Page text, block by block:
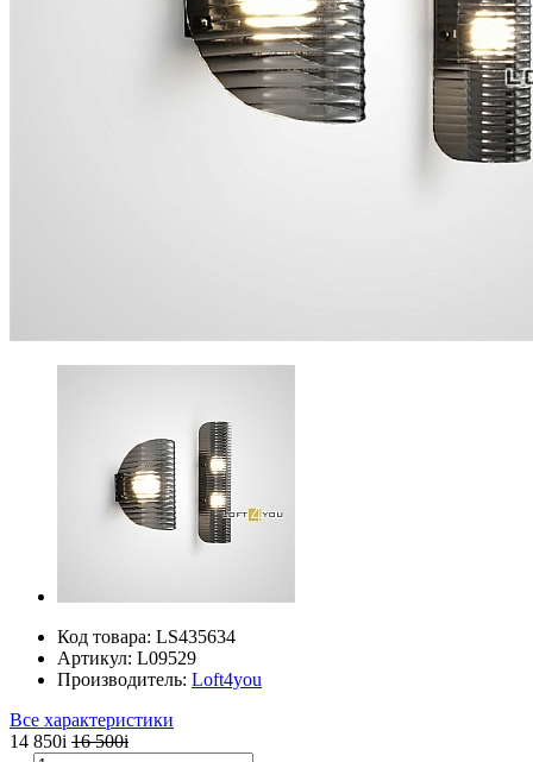
Код товара: LS435634
Артикул: L09529
Производитель: Loft4you
Все характеристики
14 850i 16 500i